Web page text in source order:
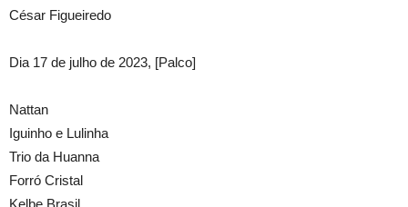
César Figueiredo
Dia 17 de julho de 2023, [Palco]
Nattan
Iguinho e Lulinha
Trio da Huanna
Forró Cristal
Kelbe Brasil